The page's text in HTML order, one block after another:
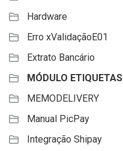
Hardware
Erro xValidaçãoE01
Extrato Bancário
MÓDULO ETIQUETAS
MEMODELIVERY
Manual PicPay
Integração Shipay